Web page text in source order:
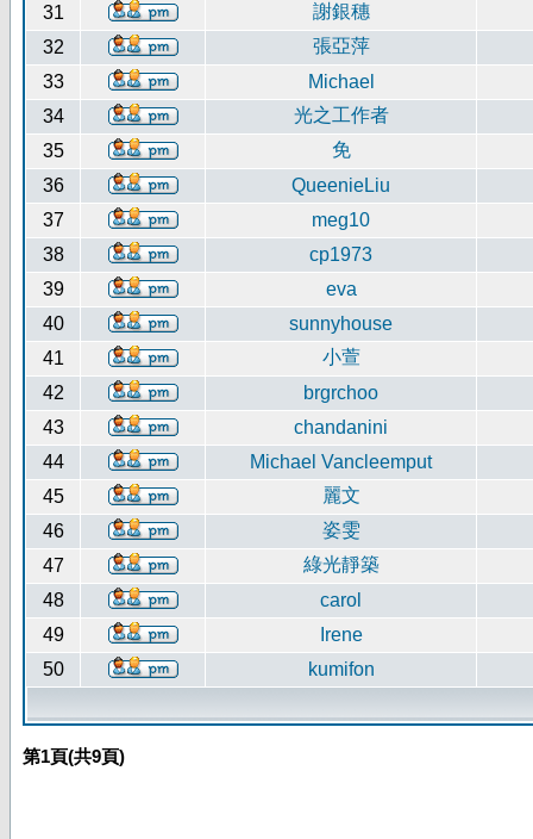
31
謝銀穗
32
張亞萍
33
Michael
34
光之工作者
35
免
36
QueenieLiu
37
meg10
38
cp1973
39
eva
40
sunnyhouse
41
小萱
42
brgrchoo
43
chandanini
44
Michael Vancleemput
45
麗文
46
姿雯
47
綠光靜築
48
carol
49
Irene
50
kumifon
第1頁(共9頁)